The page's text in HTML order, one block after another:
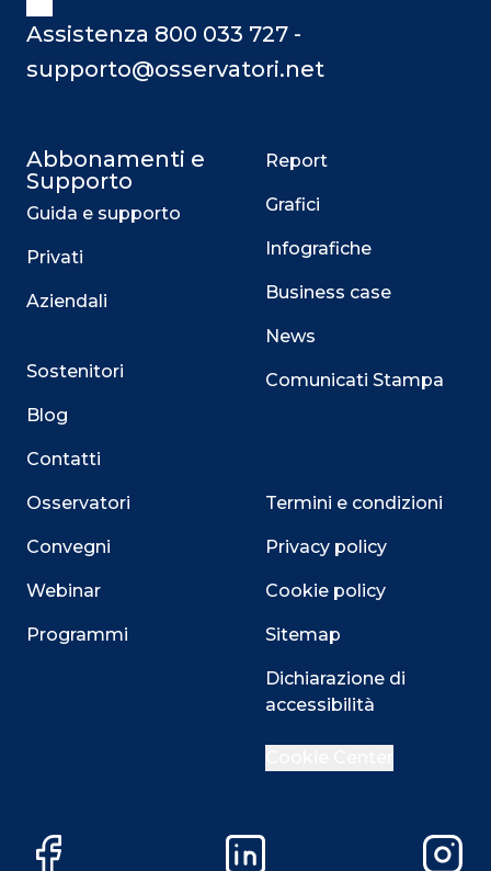
Assistenza 800 033 727 -
supporto@osservatori.net
Abbonamenti e
Supporto
Guida e supporto
Privati
Aziendali
Sostenitori
Blog
Contatti
Osservatori
Convegni
Webinar
Programmi
Report
Grafici
Infografiche
Business case
News
Comunicati Stampa
Termini e condizioni
Privacy policy
Cookie policy
Sitemap
Dichiarazione di
accessibilità
Facebook LinkedIn